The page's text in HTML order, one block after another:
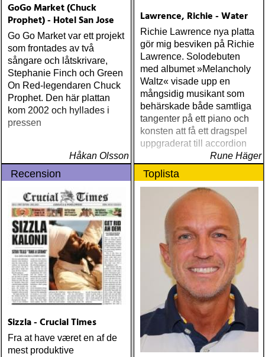
GoGo Market (Chuck
Prophet) - Hotel San Jose
Go Go Market var ett projekt
som frontades av två
sångare och låtskrivare,
Stephanie Finch och Green
On Red-legendaren Chuck
Prophet. Den här plattan
kom 2002 och hyllades i
pressen
Håkan Olsson
Lawrence, Richie - Water
Richie Lawrence nya platta
gör mig besviken på Richie
Lawrence. Solodebuten
med albumet »Melancholy
Waltz« visade upp en
mångsidig musikant som
behärskade både samtliga
tangenter på ett piano och
konsten att få ett dragspel
uppgraderat till accordion
Rune Häger
Recension
Sizzla - Crucial Times
Fra at have været en af de
mest produktive
Toplista